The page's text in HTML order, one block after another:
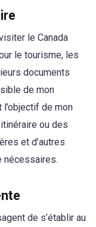
le Canada
le tourisme, les
documents
de mon
de mon
ou des
et d’autres
nécessaires.
de s’établir au